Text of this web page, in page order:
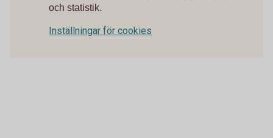
och statistik.
Inställningar för cookies